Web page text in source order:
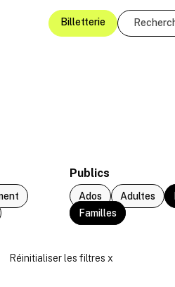
Billetterie
Publics
Ados Adultes
Familles